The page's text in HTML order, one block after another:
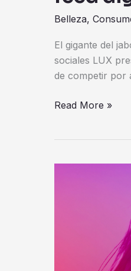
Belleza,
El gigante del
sociales LUX
de competir por
Read More »